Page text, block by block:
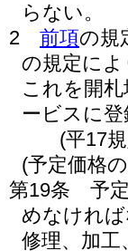
らない。
2
前項の規
の規定に
これを開
ービスに
(平17
(予定価格
第19条
予
めなけれ
修理、加工